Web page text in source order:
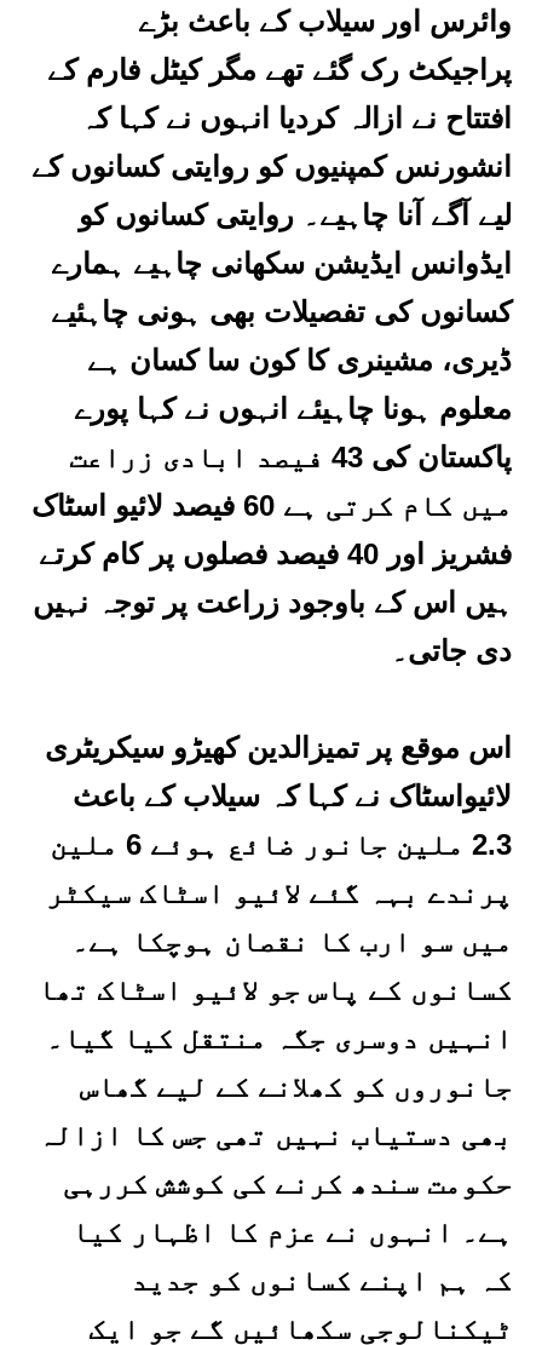
وائرس اور سیلاب کے باعث بڑے
پراجیکٹ رک گئے تھے مگر کیٹل فارم کے
افتتاح نے ازالہ کردیا انہوں نے کہا کہ
انشورنس کمپنیوں کو روایتی کسانوں کے
لیے آگے آنا چاہیے۔ روایتی کسانوں کو
ایڈوانس ایڈیشن سکھانی چاہیے ہمارے
کسانوں کی تفصیلات بھی ہونی چاہئیے
ڈیری، مشینری کا کون سا کسان ہے
معلوم ہونا چاہیئے انہوں نے کہا پورے
پاکستان کی 43 فیصد ابادی زراعت
میں کام کرتی ہے 60 فیصد لائیو اسٹاک
فشریز اور 40 فیصد فصلوں پر کام کرتے
ہیں اس کے باوجود زراعت پر توجہ نہیں
دی جاتی۔
اس موقع پر تمیزالدین کھیڑو سیکریٹری
لائیواسٹاک نے کہا کہ سیلاب کے باعث
2.3 ملین جانور ضائع ہوئے 6 ملین
پرندے بہہ گئے لائیو اسٹاک سیکٹر
میں سو ارب کا نقصان ہوچکا ہے۔
کسانوں کے پاس جو لائیو اسٹاک تھا
انہیں دوسری جگہ منتقل کیا گیا۔
جانوروں کو کھلانے کے لیے گھاس
بھی دستیاب نہیں تھی جس کا ازالہ
حکومت سندھ کرنے کی کوشش کررہی
ہے۔ انہوں نے عزم کا اظہار کیا
کہ ہم اپنے کسانوں کو جدید
ٹیکنالوجی سکھائیں گے جو ایک